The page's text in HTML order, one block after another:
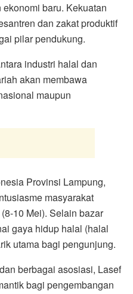
baru. Kekuatan
dan zakat produktif
pilar pendukung.
industri halal dan
akan membawa
maupun
Provinsi Lampung,
masyarakat
10 Mei). Selain bazar
gaya hidup halal (halal
utama bagi pengunjung.
berbagai asosiasi, Lasef
bagi pengembangan